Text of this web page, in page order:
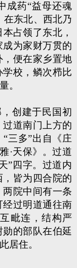
成药“益母还魂
在东北、西北乃
占领了东北，
为家财万贯的
便在家乡置地
校，鳞次栉比
。
创建于民国初
道南门上方的
三多”出自《庄
·天保》。过道
”四字。过道内
皆为四合院的
院中间有一条
过明道通往南
毗连，结构严
的部队在伯延
居住。